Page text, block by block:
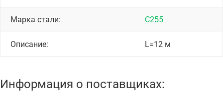
Марка стали: С255
Описание: L=12 м
Информация о поставщиках: